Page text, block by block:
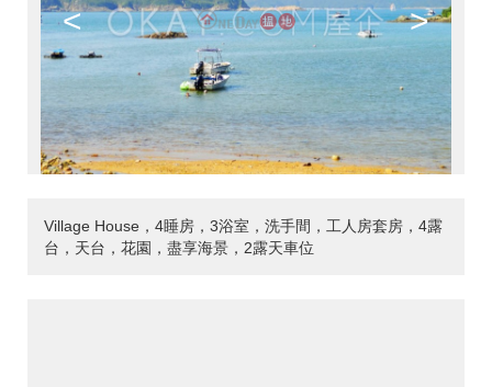
< >
Village House，4睡房，3浴室，洗手間，工人房套房，4露
台，天台，花園，盡享海景，2露天車位